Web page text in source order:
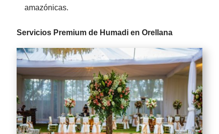
amazónicas.
Servicios Premium de Humadi en Orellana